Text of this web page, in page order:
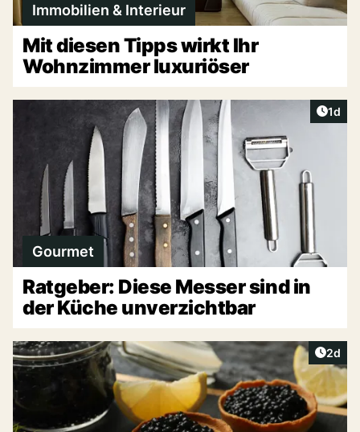
Immobilien & Interieur
Mit diesen Tipps wirkt Ihr
Wohnzimmer luxuriöser
1d
Gourmet
Ratgeber: Diese Messer sind in
der Küche unverzichtbar
2d